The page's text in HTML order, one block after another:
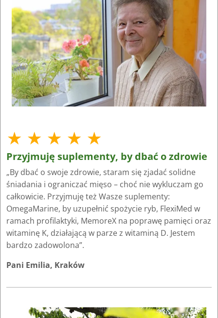
★ ★ ★ ★ ★
Przyjmuję suplementy, by dbać o zdrowie
„By dbać o swoje zdrowie, staram się zjadać solidne
śniadania i ograniczać mięso – choć nie wykluczam go
całkowicie. Przyjmuję też Wasze suplementy:
OmegaMarine, by uzupełnić spożycie ryb, FlexiMed w
ramach profilaktyki, MemoreX na poprawę pamięci oraz
witaminę K, działającą w parze z witaminą D. Jestem
bardzo zadowolona”.
Pani Emilia, Kraków